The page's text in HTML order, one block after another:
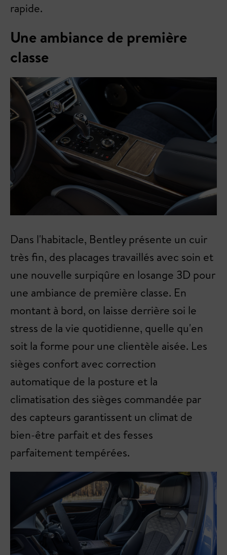
rapide.
Une ambiance de première
classe
Dans l'habitacle, Bentley présente un cuir
très fin, des placages travaillés avec soin et
une nouvelle surpiqûre en losange 3D pour
une ambiance de première classe. En
montant à bord, on laisse derrière soi le
stress de la vie quotidienne, quelle qu'en
soit la forme pour une clientèle aisée. Les
sièges confort avec correction
automatique de la posture et la
climatisation des sièges commandée par
des capteurs garantissent un climat de
bien-être parfait et des fesses
parfaitement tempérées.